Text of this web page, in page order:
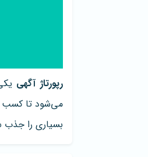
رپورتاژ آگهی
می‌شود تا کسب
بسیاری را